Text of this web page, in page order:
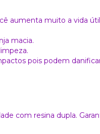
aumenta muito a vida
macia.
pois podem
com resina dupla.